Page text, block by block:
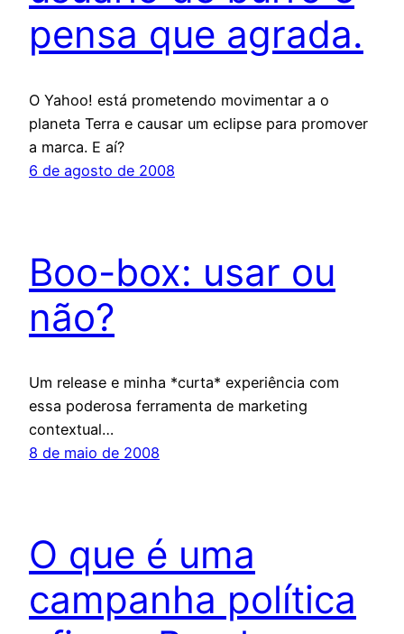
pensa que agrada.
O Yahoo! está prometendo movimentar a o
planeta Terra e causar um eclipse para promover
a marca. E aí?
6 de agosto de 2008
Boo-box: usar ou
não?
Um release e minha *curta* experiência com
essa poderosa ferramenta de marketing
contextual…
8 de maio de 2008
O que é uma
campanha política